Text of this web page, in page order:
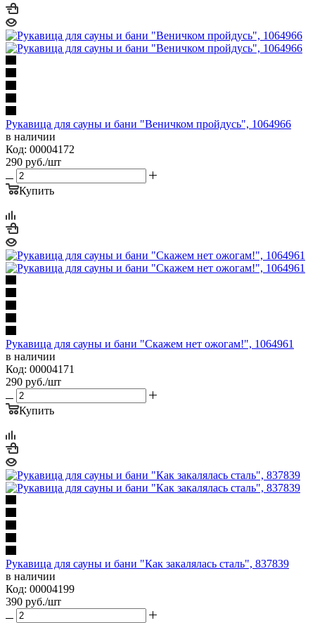
Рукавица для сауны и бани "Веничком пройдусь", 1064966
в наличии
Код: 00004172
290 руб./шт
Купить
Рукавица для сауны и бани "Скажем нет ожогам!", 1064961
в наличии
Код: 00004171
290 руб./шт
Купить
Рукавица для сауны и бани "Как закалялась сталь", 837839
в наличии
Код: 00004199
390 руб./шт